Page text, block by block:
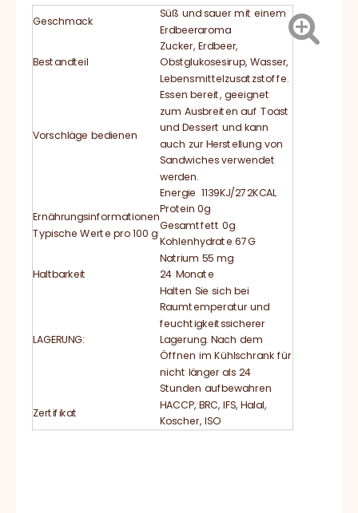
Geschmack
Süß und sauer mit einem
Erdbeeraroma
Bestandteil
Zucker, Erdbeer,
Obstglukosesirup, Wasser,
Lebensmittelzusatzstoffe.
Vorschläge bedienen
Essen bereit, geeignet
zum Ausbreiten auf Toast
und Dessert und kann
auch zur Herstellung von
Sandwiches verwendet
werden.
Ernährungsinformationen
Typische Werte pro 100 g
Energie 1139KJ/272KCAL
Protein 0g
Gesamtfett 0g
Kohlenhydrate 67G
Natrium 55 mg
Haltbarkeit
24 Monate
LAGERUNG:
Halten Sie sich bei
Raumtemperatur und
feuchtigkeitssicherer
Lagerung. Nach dem
Öffnen im Kühlschrank für
nicht länger als 24
Stunden aufbewahren
Zertifikat
HACCP, BRC, IFS, Halal,
Koscher, ISO